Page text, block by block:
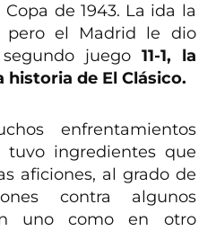
de 1943. La ida la
pero el Madrid le dio
juego11-1, la
historia de El Clásico.
enfrentamientos
tuvo ingredientes que
aficiones, al grado de
contra algunos
uno como en otro